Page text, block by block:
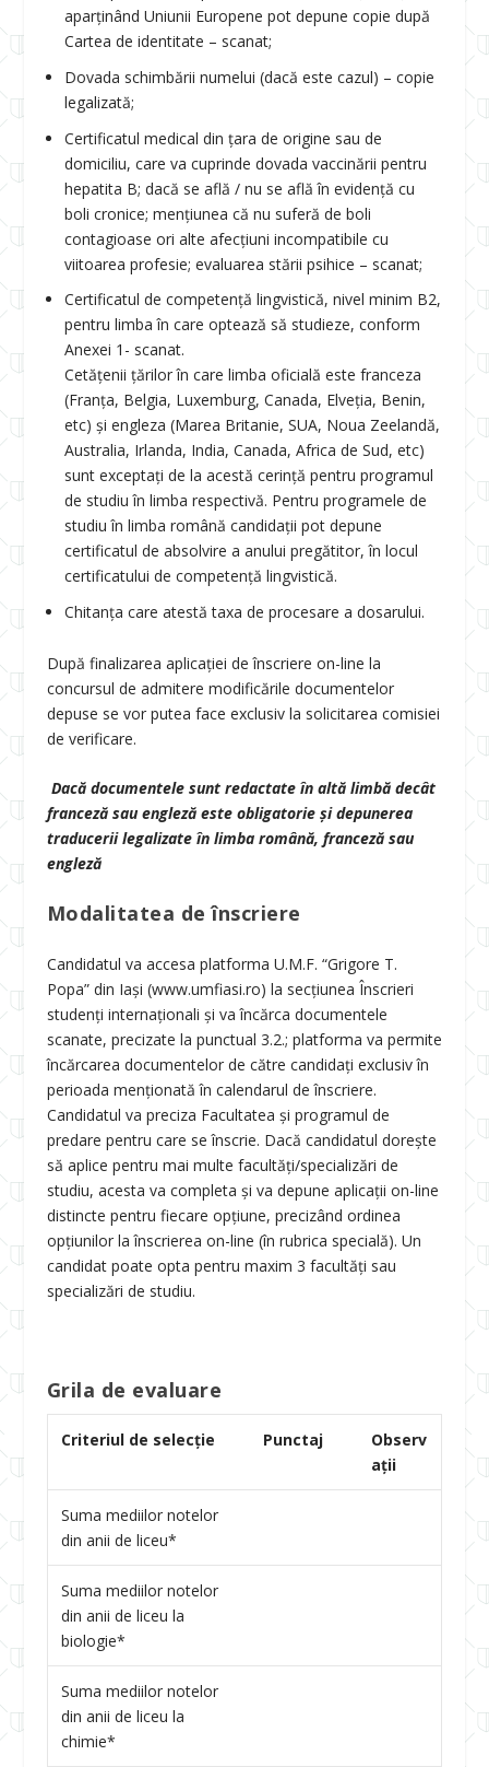
aparținând Uniunii Europene pot depune copie după
Cartea de identitate – scanat;
Dovada schimbării numelui (dacă este cazul) – copie
legalizată;
Certificatul medical din țara de origine sau de
domiciliu, care va cuprinde dovada vaccinării pentru
hepatita B; dacă se află / nu se află în evidenţă cu
boli cronice; menţiunea că nu suferă de boli
contagioase ori alte afecțiuni incompatibile cu
viitoarea profesie; evaluarea stării psihice – scanat;
Certificatul de competenţă lingvistică, nivel minim B2,
pentru limba în care optează să studieze, conform
Anexei 1- scanat.
Cetăţenii țărilor în care limba oficială este franceza
(Franţa, Belgia, Luxemburg, Canada, Elveția, Benin,
etc) și engleza (Marea Britanie, SUA, Noua Zeelandă,
Australia, Irlanda, India, Canada, Africa de Sud, etc)
sunt exceptaţi de la acestă cerinţă pentru programul
de studiu în limba respectivă. Pentru programele de
studiu în limba română candidaţii pot depune
certificatul de absolvire a anului pregătitor, în locul
certificatului de competenţă lingvistică.
Chitanţa care atestă taxa de procesare a dosarului.
După finalizarea aplicaţiei de înscriere on-line la
concursul de admitere modificările documentelor
depuse se vor putea face exclusiv la solicitarea comisiei
de verificare.
Dacă documentele sunt redactate în altă limbă decât
franceză sau engleză este obligatorie și depunerea
traducerii legalizate în limba română, franceză sau
engleză
Modalitatea de înscriere
Candidatul va accesa platforma U.M.F. “Grigore T.
Popa” din Iaşi (www.umfiasi.ro) la secţiunea Înscrieri
studenți internaţionali și va încărca documentele
scanate, precizate la punctual 3.2.; platforma va permite
încărcarea documentelor de către candidați exclusiv în
perioada menționată în calendarul de înscriere.
Candidatul va preciza Facultatea și programul de
predare pentru care se înscrie. Dacă candidatul dorește
să aplice pentru mai multe facultăți/specializări de
studiu, acesta va completa și va depune aplicații on-line
distincte pentru fiecare opțiune, precizând ordinea
opțiunilor la înscrierea on-line (în rubrica specială). Un
candidat poate opta pentru maxim 3 facultăți sau
specializări de studiu.
Grila de evaluare
Criteriul de selecție Punctaj
Observ
ații
Suma mediilor notelor
din anii de liceu*
Suma mediilor notelor
din anii de liceu la
biologie*
Suma mediilor notelor
din anii de liceu la
chimie*